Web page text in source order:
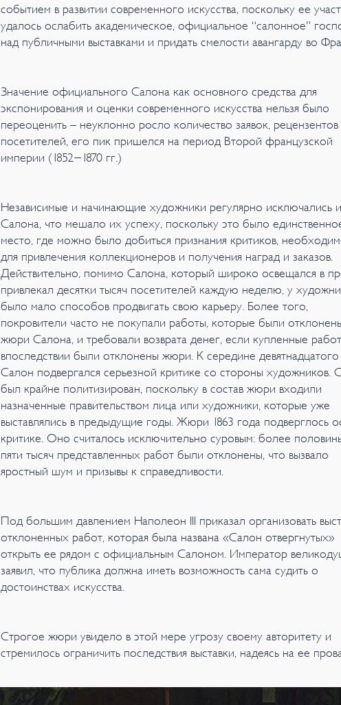
событием в развитии современного искусства, поскольку ее
удалось ослабить академическое, официальное “салонное”
над публичными выставками и придать смелости авангарду во
Значение официального Салона как основного средства для
экспонирования и оценки современного искусства нельзя было
переоценить – неуклонно росло количество заявок, рецензентов
посетителей, его пик пришелся на период Второй французской
империи (1852-1870 гг.)
Независимые и начинающие художники регулярно исключались
Салона, что мешало их успеху, поскольку это было
место, где можно было добиться признания критиков,
для привлечения коллекционеров и получения наград и заказов.
Действительно, помимо Салона, который широко освещался в
привлекал десятки тысяч посетителей каждую неделю, у
было мало способов продвигать свою карьеру. Более того,
покровители часто не покупали работы, которые были
жюри Салона, и требовали возврата денег, если купленные
впоследствии были отклонены жюри. К середине девятнадцатого
Салон подвергался серьезной критике со стороны художников.
был крайне политизирован, поскольку в состав жюри входили
назначенные правительством лица или художники, которые уже
выставлялись в предыдущие годы. Жюри 1863 года подверглось
критике. Оно считалось исключительно суровым: более
пяти тысяч представленных работ были отклонены, что вызвало
яростный шум и призывы к справедливости.
Под большим давлением Наполеон III приказал организовать
отклоненных работ, которая была названа «Салон
открыть ее рядом с официальным Салоном. Император
заявил, что публика должна иметь возможность сама судить о
достоинствах искусства.
Строгое жюри увидело в этой мере угрозу своему авторитету и
стремилось ограничить последствия выставки, надеясь на ее